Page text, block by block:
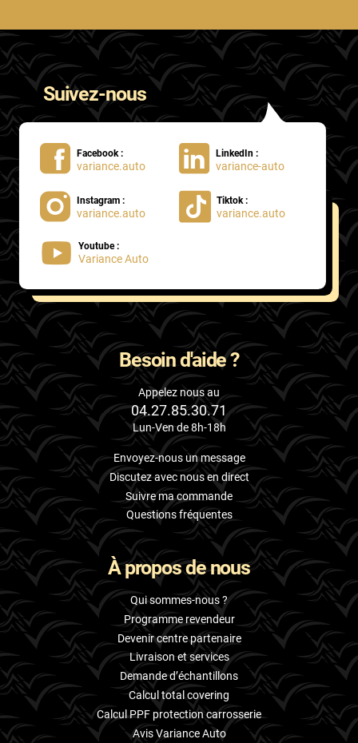
Ora
Peugeot
Plymouth
Pontiac
Porsche
Proton
Renault
Rolls
Rover
Saab
Santana
Saturn
Scania
Scion
Seat
Skoda
Smart
Ssangyong
Subaru
Suzuki
Tata
Suivez-nous
Facebook :
variance.auto
LinkedIn :
variance-auto
Instagram :
variance.auto
Tiktok :
variance.auto
Youtube :
Variance Auto
Besoin d'aide ?
Appelez nous au
04.27.85.30.71
Lun-Ven de 8h-18h
Envoyez-nous un message
Discutez avec nous en direct
Suivre ma commande
Questions fréquentes
À propos de nous
Qui sommes-nous ?
Programme revendeur
Devenir centre partenaire
Livraison et services
Demande d’échantillons
Calcul total covering
Calcul PPF protection carrosserie
Avis Variance Auto